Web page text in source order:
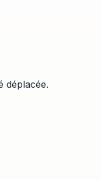
déplacée.